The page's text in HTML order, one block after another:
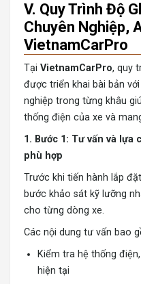
V. Quy Trình Độ
Chuyên Nghiệp,
VietnamCarPro
Tại VietnamCarPro, quy
được triển khai bài bản
nghiệp trong từng khâu
thống điện của xe và
1. Bước 1: Tư vấn và lựa
phù hợp
Trước khi tiến hành lắp
bước khảo sát kỹ lưỡng
cho từng dòng xe.
Các nội dung tư vấn bao
Kiểm tra hệ thống
hiện tại